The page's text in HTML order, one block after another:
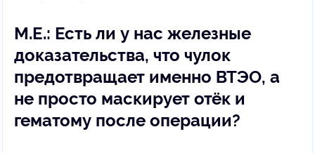
М.Е.: Есть ли у нас железные
доказательства, что чулок
предотвращает именно ВТЭО, а
не просто маскирует отёк и
гематому после операции?